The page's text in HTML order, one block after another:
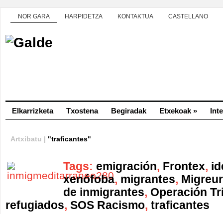
NOR GARA HARPIDETZA KONTAKTUA CASTELLANO
Elkarrizketa Txostena Begiradak Etxekoak »
Artxibatu | "traficantes"
Tags: emigración, Frontex,
xenófoba, migrantes,
de inmigrantes, Operación
refugiados, SOS Racismo, traficantes